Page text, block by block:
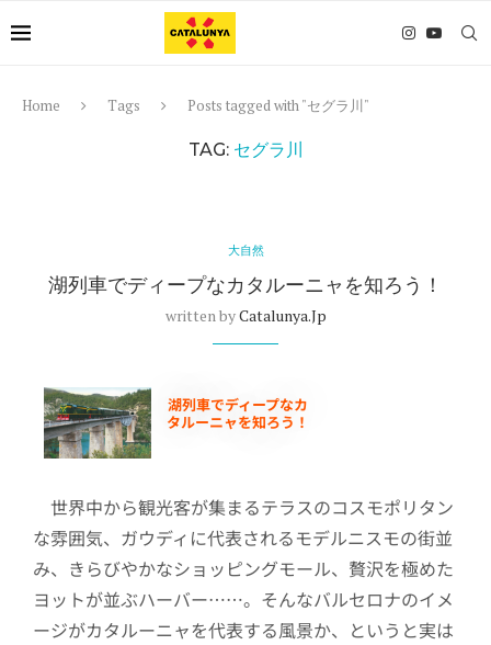
Home Tags Posts tagged with "セグラ川"
TAG: セグラ川
大自然
湖列車でディープなカタルーニャを知ろう！
written byCatalunya.jp
湖列車でディープなカ
タルーニャを知ろう！
世界中から観光客が集まるテラスのコスモポリタン
な雰囲気、ガウディに代表されるモデルニスモの街並
み、きらびやかなショッピングモール、贅沢を極めた
ヨットが並ぶハーバー……。そんなバルセロナのイメ
ージがカタルーニャを代表する風景か、というと実は